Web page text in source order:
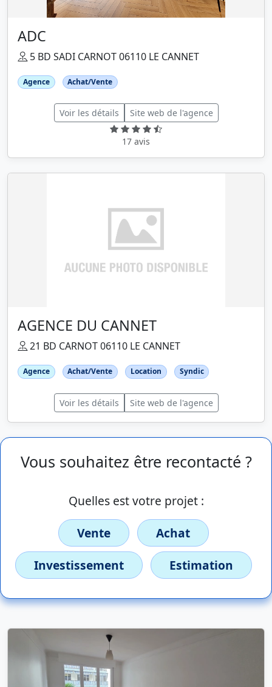
ADC
5 BD SADI CARNOT 06110 LE CANNET
Agence Achat/Vente
Voir les détails Site web de l'agence
17 avis
AGENCE DU CANNET
21 BD CARNOT 06110 LE CANNET
Agence Achat/Vente Location Syndic
Voir les détails Site web de l'agence
Vous souhaitez être recontacté ?
Quelles est votre projet :
Vente
Achat
Investissement
Estimation